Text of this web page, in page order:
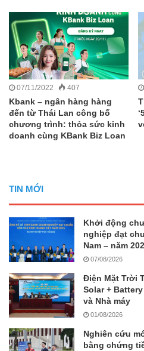
07/11/2022 407
Kbank – ngân hàng hàng
đến từ Thái Lan công bố
chương trình: thỏa sức kinh
doanh cùng KBank Biz Loan
TIN MỚI
Khởi động
nghiệp đạt
Nam – năm
07/08/2026
Điện Mặt Trời
Solar +
và Nhà máy
01/08/2026
Nghiên cứu
bằng chứng